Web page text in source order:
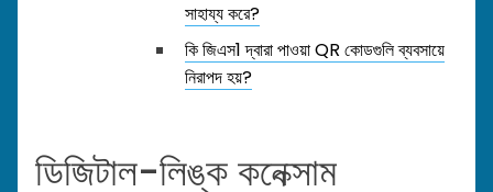
সাহায্য করে?
কি জিএস1 দ্বারা পাওয়া QR কোডগুলি ব্যবসায়ে
নিরাপদ হয়?
ডিজিটাল-লিঙ্ক কনেক্সাম